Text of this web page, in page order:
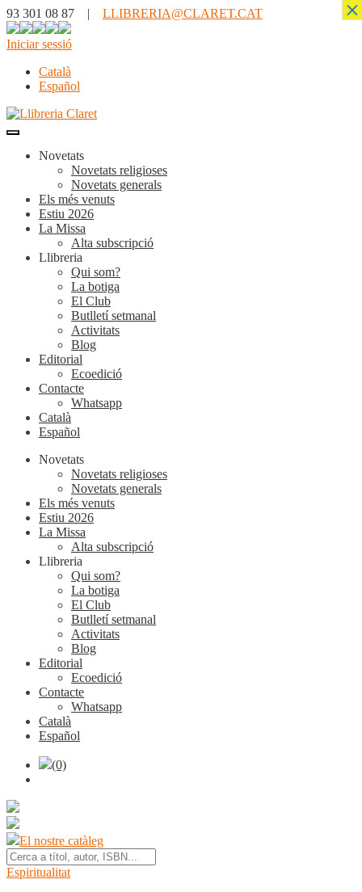
93 301 08 87 | LLIBRERIA@CLARET.CAT
Iniciar sessió
Català
Español
Novetats
Novetats religioses
Novetats generals
Els més venuts
Estiu 2026
La Missa
Alta subscripció
Llibreria
Qui som?
La botiga
El Club
Butlletí setmanal
Activitats
Blog
Editorial
Ecoedició
Contacte
Whatsapp
Català
Español
Novetats
Novetats religioses
Novetats generals
Els més venuts
Estiu 2026
La Missa
Alta subscripció
Llibreria
Qui som?
La botiga
El Club
Butlletí setmanal
Activitats
Blog
Editorial
Ecoedició
Contacte
Whatsapp
Català
Español
(0)
El nostre catàleg
Espiritualitat
×